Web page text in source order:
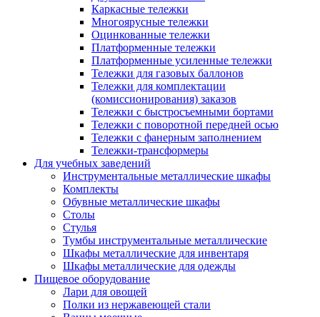
Каркасные тележки
Многоярусные тележки
Оцинкованные тележки
Платформенные тележки
Платформенные усиленные тележки
Тележки для газовых баллонов
Тележки для комплектации
(комиссионирования) заказов
Тележки с быстросъемными бортами
Тележки с поворотной передней осью
Тележки с фанерным заполнением
Тележки-трансформеры
Для учебных заведений
Инструментальные металлические шкафы
Комплекты
Обувные металлические шкафы
Столы
Стулья
Тумбы инструментальные металлические
Шкафы металлические для инвентаря
Шкафы металлические для одежды
Пищевое оборудование
Лари для овощей
Полки из нержавеющей стали